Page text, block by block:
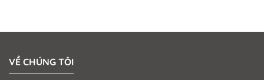
VỀ CHÚNG TÔI